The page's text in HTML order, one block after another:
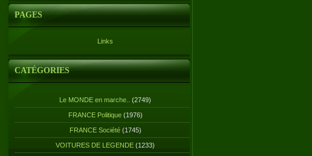
PAGES
Links
CATÉGORIES
Le MONDE en marche.. (2749)
FRANCE Politique(1976)
FRANCE Société(1745)
VOITURES DE LEGENDE (1233)